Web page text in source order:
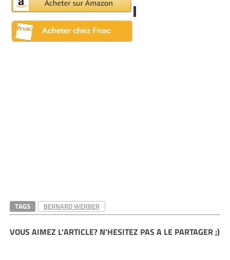
TAGS BERNARD WERBER
VOUS AIMEZ L'ARTICLE? N'HESITEZ PAS A LE PARTAGER ;)